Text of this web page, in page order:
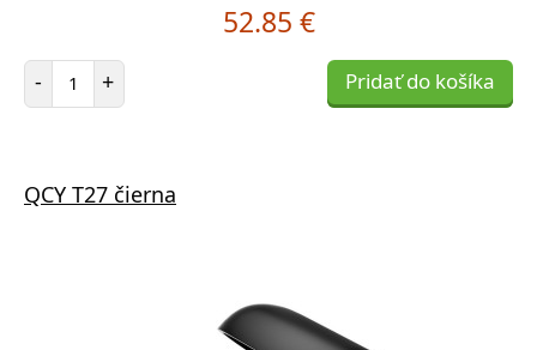
52.85 €
- Počet položiek
+ Pridať do košíka
QCY T27 čierna